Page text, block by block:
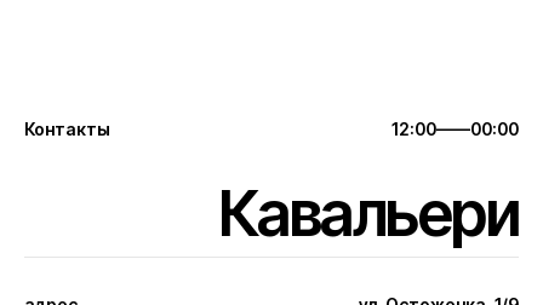
Контакты 12:00——00:00
Кавальери